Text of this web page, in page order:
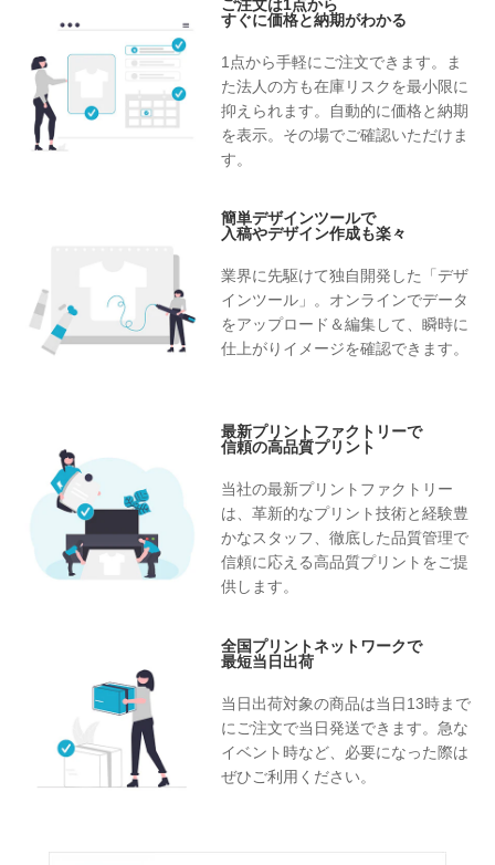
ご注文は1点から
すぐに価格と納期がわかる
1点から手軽にご注文できます。ま
た法人の方も在庫リスクを最小限に
抑えられます。自動的に価格と納期
を表示。その場でご確認いただけま
す。
簡単デザインツールで
入稿やデザイン作成も楽々
業界に先駆けて独自開発した「デザ
インツール」。オンラインでデータ
をアップロード＆編集して、瞬時に
仕上がりイメージを確認できます。
最新プリントファクトリーで
信頼の高品質プリント
当社の最新プリントファクトリー
は、革新的なプリント技術と経験豊
かなスタッフ、徹底した品質管理で
信頼に応える高品質プリントをご提
供します。
全国プリントネットワークで
最短当日出荷
当日出荷対象の商品は当日13時まで
にご注文で当日発送できます。急な
イベント時など、必要になった際は
ぜひご利用ください。